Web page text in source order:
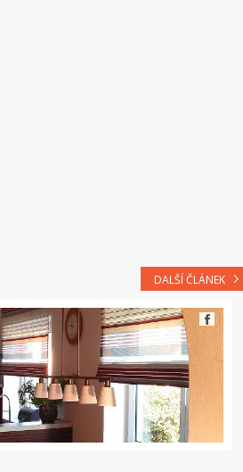
DALŠÍ ČLÁNEK